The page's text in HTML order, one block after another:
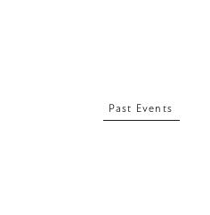
Past Events